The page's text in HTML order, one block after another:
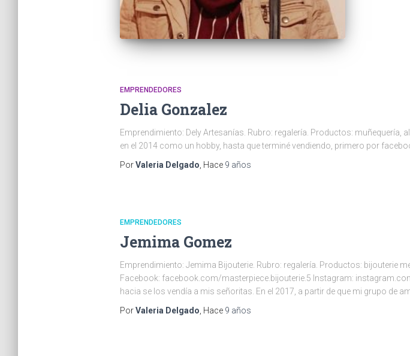
EMPRENDEDORES
Delia Gonzalez
Emprendimiento: Dely Artesanías. Rubro: regalería. Productos:
en el 2014 como un hobby, hasta que terminé vendiendo, primero por
PorValeria Delgado , Hace 9 años
EMPRENDEDORES
Jemima Gomez
Emprendimiento: Jemima Bijouterie. Rubro: regalería. Productos: bijouterie
Facebook: facebook.com/masterpiece.bijouterie.5 Instagram:
hacia se los vendía a mis señoritas. En el 2017, a partir de que mi grupo de
PorValeria Delgado , Hace 9 años